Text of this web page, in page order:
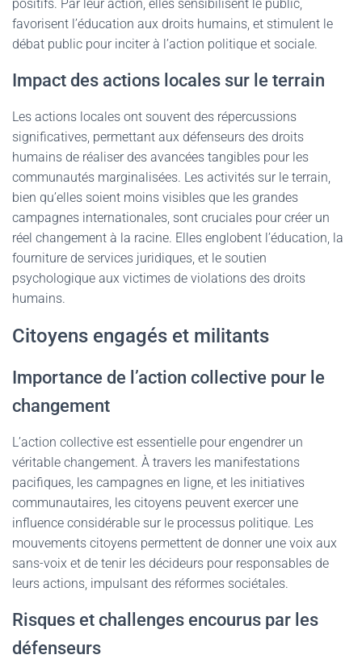
positifs. Par leur action, elles sensibilisent le public,
favorisent l’éducation aux droits humains, et stimulent le
débat public pour inciter à l’action politique et sociale.
Impact des actions locales sur le terrain
Les actions locales ont souvent des répercussions
significatives, permettant aux défenseurs des droits
humains de réaliser des avancées tangibles pour les
communautés marginalisées. Les activités sur le terrain,
bien qu’elles soient moins visibles que les grandes
campagnes internationales, sont cruciales pour créer un
réel changement à la racine. Elles englobent l’éducation, la
fourniture de services juridiques, et le soutien
psychologique aux victimes de violations des droits
humains.
Citoyens engagés et militants
Importance de l’action collective pour le
changement
L’action collective est essentielle pour engendrer un
véritable changement. À travers les manifestations
pacifiques, les campagnes en ligne, et les initiatives
communautaires, les citoyens peuvent exercer une
influence considérable sur le processus politique. Les
mouvements citoyens permettent de donner une voix aux
sans-voix et de tenir les décideurs pour responsables de
leurs actions, impulsant des réformes sociétales.
Risques et challenges encourus par les
défenseurs